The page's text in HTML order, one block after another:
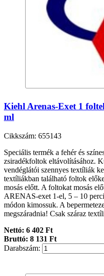
Kiehl Arenas-Exet 1
ml
Cikkszám: 655143
Speciális termék a fehér és
zsiradékfoltok eltávolításához.
vendéglátói szennyes textíliák
textíliákban található foltok
mosás előtt. A foltokat mosás
ARENAS-exet 1-el, 5 – 10
módon kimossuk. A
megszáradnia! Csak száraz
Nettó: 6 402 Ft
Bruttó: 8 131 Ft
Darabszám: